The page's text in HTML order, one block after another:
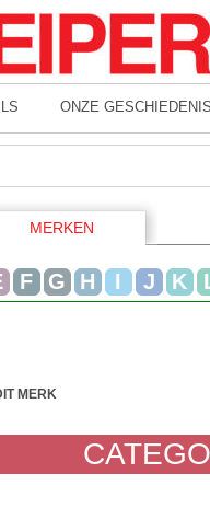
ONZE
MERKEN
F G H I J K
MERK